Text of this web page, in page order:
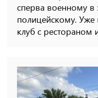
сперва военному в
полицейскому.
клуб с рестораном